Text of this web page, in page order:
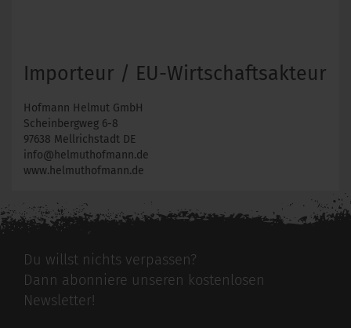
Importeur / EU-Wirtschaftsakteur
Hofmann Helmut GmbH
Scheinbergweg 6-8
97638 Mellrichstadt DE
info@helmuthofmann.de
www.helmuthofmann.de
Du willst nichts verpassen?
Dann abonniere unseren kostenlosen
Newsletter!